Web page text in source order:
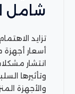
شامل
تزايد
أسعار
انتشار
وتأثيرها
والأجهزة